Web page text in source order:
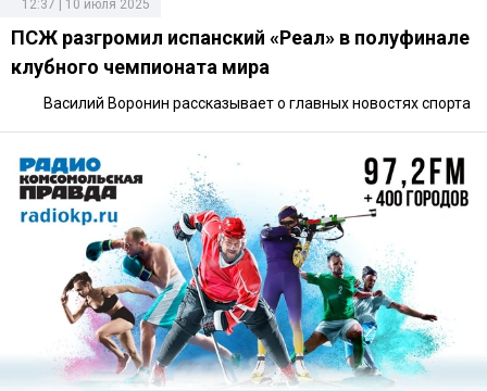
12:37 | 10 июля 2025
ПСЖ разгромил испанский «Реал» в полуфинале
клубного чемпионата мира
Василий Воронин рассказывает о главных новостях спорта